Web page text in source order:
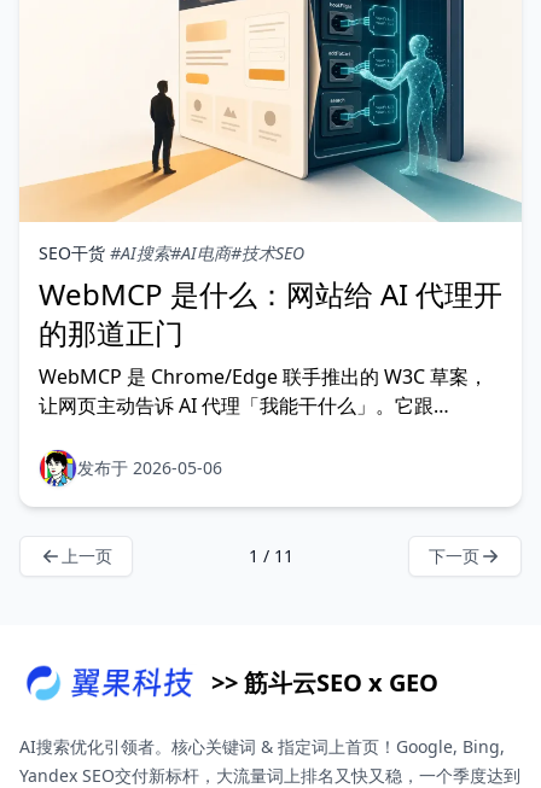
SEO干货 #AI搜索#AI电商#技术SEO
WebMCP 是什么：网站给 AI 代理开
的那道正门
WebMCP 是 Chrome/Edge 联手推出的 W3C 草案，
让网页主动告诉 AI 代理「我能干什么」。它跟
AI 代理时代谁能拿到订单流。
发布于 2026-05-06
上一页 1 / 11 下一页
>> 筋斗云SEO x GEO
AI搜索优化引领者。核心关键词 & 指定词上首页！Google, Bing,
Yandex SEO交付新标杆，大流量词上排名又快又稳，一个季度达到